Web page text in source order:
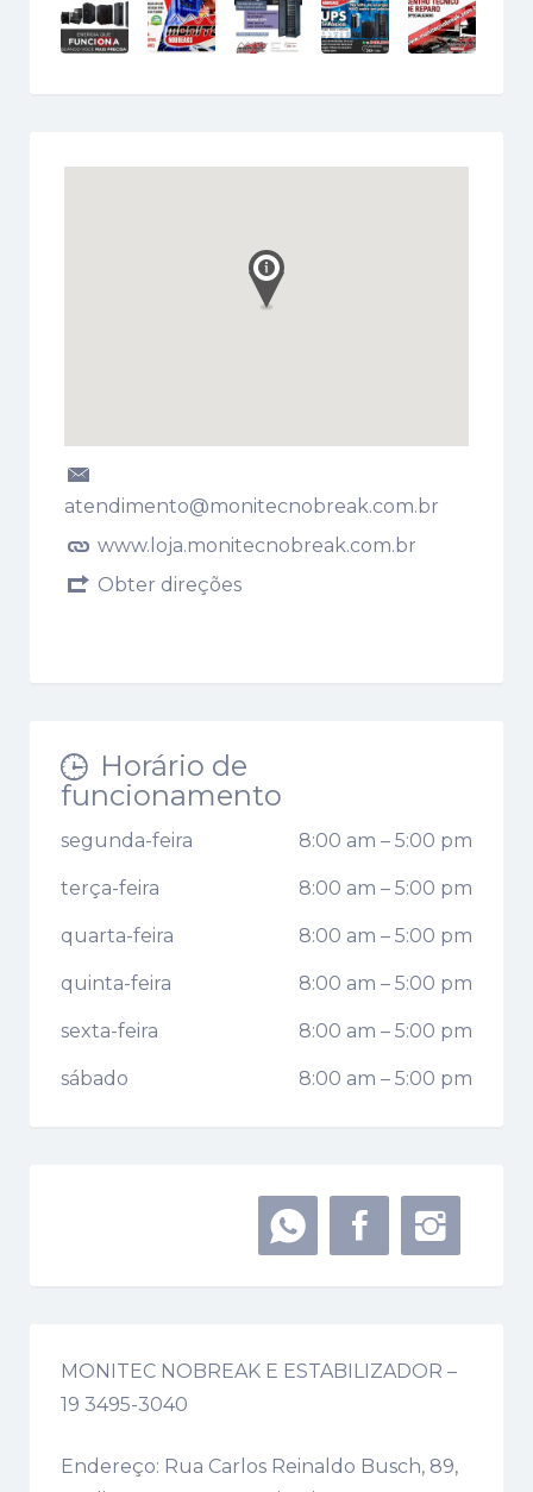
atendimento@monitecnobreak.com.br
www.loja.monitecnobreak.com.br
Obter direções
Horário de
funcionamento
segunda-feira 8:00 am – 5:00 pm
terça-feira 8:00 am – 5:00 pm
quarta-feira 8:00 am – 5:00 pm
quinta-feira 8:00 am – 5:00 pm
sexta-feira 8:00 am – 5:00 pm
sábado 8:00 am – 5:00 pm
MONITEC NOBREAK E ESTABILIZADOR –
19 3495-3040
Endereço: Rua Carlos Reinaldo Busch, 89,